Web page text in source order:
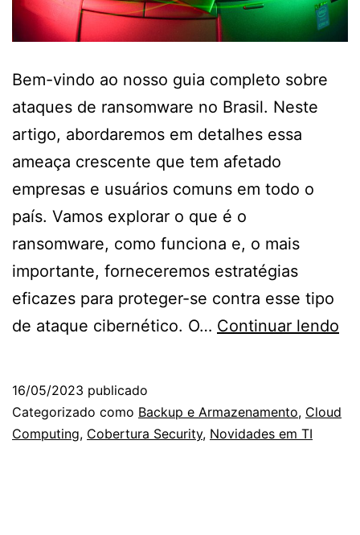
Bem-vindo ao nosso guia completo sobre
ataques de ransomware no Brasil. Neste
artigo, abordaremos em detalhes essa
ameaça crescente que tem afetado
empresas e usuários comuns em todo o
país. Vamos explorar o que é o
ransomware, como funciona e, o mais
importante, forneceremos estratégias
eficazes para proteger-se contra esse tipo
de ataque cibernético. O… Continuar lendo
no
16/05/2023 publicado
Categorizado como Backup e Armazenamento, Cloud
Computing, Cobertura Security, Novidades em TI